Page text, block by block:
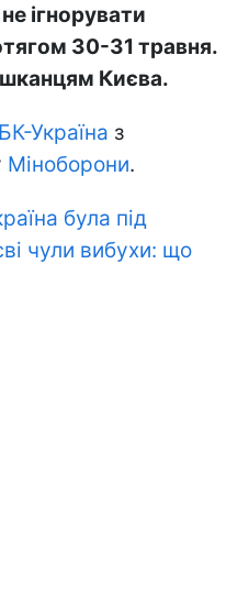
ігнорувати
30-31 травня.
Києва.
Україна з
Міноборони.
була під
чули вибухи: що